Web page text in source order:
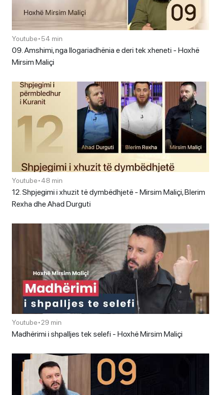
Youtube•54 min
09. Amshimi, nga llogariadhënia e deri tek xheneti - Hoxhë
Mirsim Maliçi
Youtube•48 min
12. Shpjegimi i xhuzit të dymbëdhjetë - Mirsim Maliçi, Blerim
Rexha dhe Ahad Durguti
Youtube•29 min
Madhërimi i shpalljes tek selefi - Hoxhë Mirsim Maliçi